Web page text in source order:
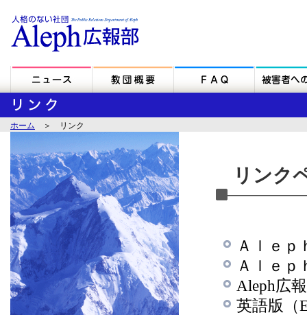
ホーム ＞ リンク
リンク
Ａｌｅ
Ａｌｅ
Aleph
英語版